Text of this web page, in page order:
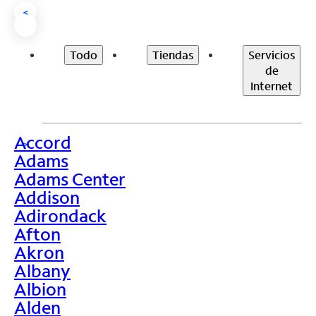
<
Todo Tiendas
Servicios
de
Internet
>
Accord
Adams
Adams Center
Addison
Adirondack
Afton
Akron
Albany
Albion
Alden